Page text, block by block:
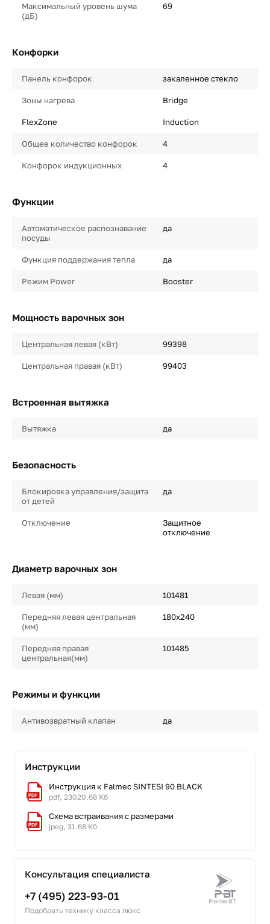
Максимальный уровень шума
(дБ)
69
Конфорки
Панель конфорок закаленное стекло
Зоны нагрева Bridge
FlexZone Induction
Общее количество конфорок 4
Конфорок индукционных 4
Функции
Автоматическое распознавание
посуды
да
Функция поддержания тепла да
Режим Power Booster
Мощность варочных зон
Центральная левая (кВт) 99398
Центральная правая (кВт) 99403
Встроенная вытяжка
Вытяжка да
Безопасность
Блокировка управления/защита
от детей
да
Отключение
Защитное
отключение
Диаметр варочных зон
Левая (мм) 101481
Передняя левая центральная
(мм)
180х240
Передняя правая
центральная(мм)
101485
Режимы и функции
Антивозвратный клапан да
Инструкции
Инструкция к Falmec SINTESI 90 BLACK
pdf, 23020.68 Кб
Схема встраивания с размерами
jpeg, 31.68 Кб
Консультация специалиста
+7 (495) 223-93-01
Подобрать технику класса люкс